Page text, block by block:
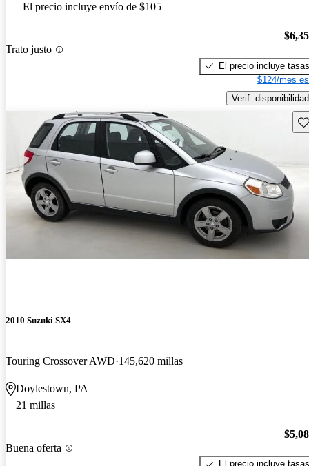
El precio incluye envío de $105
Trato justo
El precio incluye tasas
$124/mes
Verif. disponibilidad
2010 Suzuki SX4
Touring Crossover AWD 145,620 millas
Doylestown, PA
21 millas
Buena oferta
El precio incluye tasas